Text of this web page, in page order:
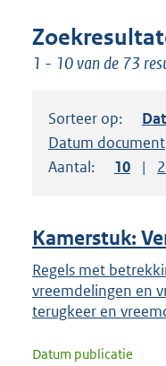
suggesties.
Druk
om
uw
keuze
te
bevestigen.
1 - 10 van de 73
Sorteer op:
Sorteer op:
Datum document
Aantal:
Toon
10
Kamerstuk:
Regels met
vreemdelingen en
terugkeer en
Datum publicatie